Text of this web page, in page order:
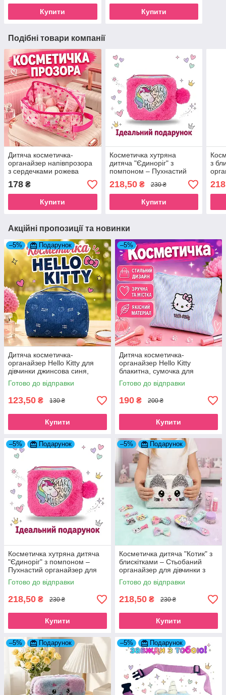
Купити Купити
Подібні товари компанії
Дитяча косметичка-
органайзер напівпрозора
з сердечками рожева
дівчинці
178 ₴
Купити
Косметичка хутряна
дитяча "Єдиноріг" з
помпоном – Пухнастий
органайзер для дівчинки
218,50₴ 230 ₴
Купити
з
Акційні пропозиції та новинки
–5% Подарунок
Дитяча косметичка-
органайзер Hello Kitty для
дівчинки джинсова синя,
сумочка для дівчаток Хелло
Кітті
Готово до відправки
123,50 ₴ 130 ₴
Купити
–5%
Дитяча косметичка-
органайзер Hello Kitty
блакитна, сумочка для
девочек Хэллоу Кітті
Готово до відправки
190 ₴ 200 ₴
Купити
–5% Подарунок
Косметичка хутряна дитяча
"Єдиноріг" з помпоном –
Пухнастий органайзер для
дівчинки
Готово до відправки
218,50 ₴ 230 ₴
Купити
–5% Подарунок
Косметичка дитяча "Котик" з
блискітками – Стьобаний
органайзер для дівчинки з
ремінцем м'ятний
Готово до відправки
218,50 ₴ 230 ₴
Купити
–5% Подарунок –5% Подарунок